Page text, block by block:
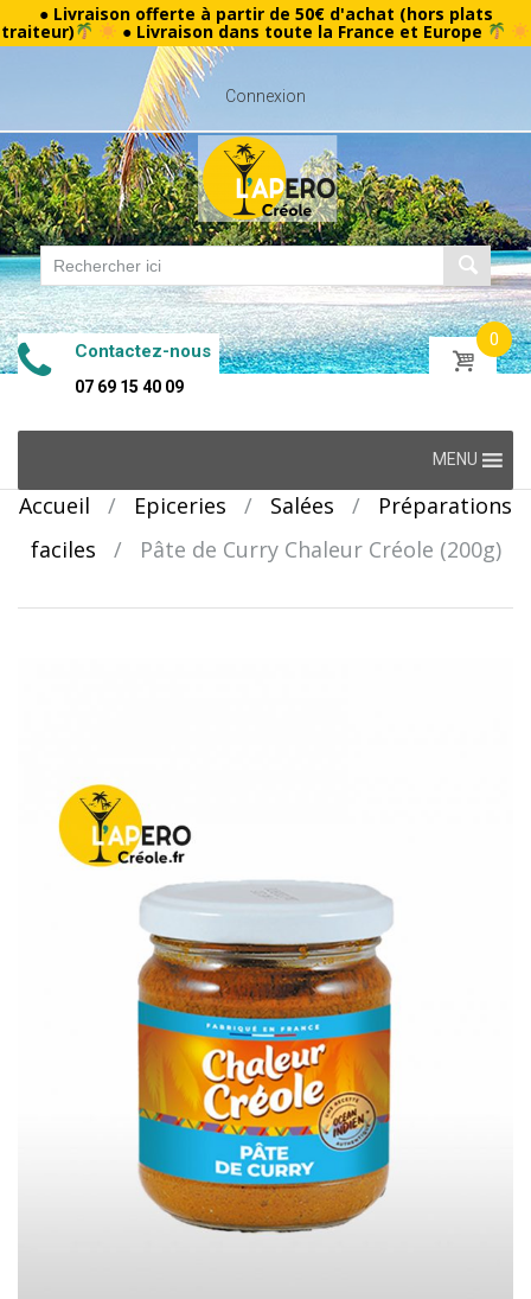
● Livraison offerte à partir de 50€ d'achat (hors plats
traiteur) ● Livraison dans toute la France et Europe
Connexion
Contactez-nous
07 69 15 40 09
0
content
MENU
Accueil / Epiceries / Salées /
Préparations
faciles
/ Pâte de Curry Chaleur Créole (200g)